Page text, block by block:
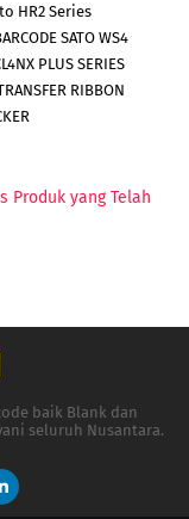
HR2 Series
SATO WS4
PLUS SERIES
RIBBON
Produk yang Telah
baik Blank dan
seluruh Nusantara.